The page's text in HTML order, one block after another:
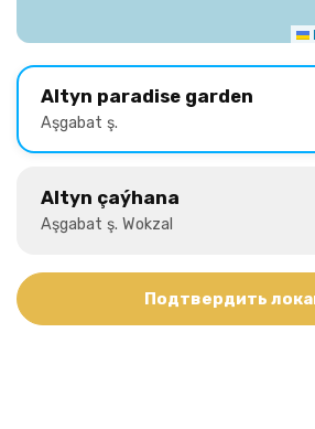
Altyn paradise garden
Aşgabat ş.
Altyn çaýhana
Aşgabat ş. Wokzal
Подтвердить